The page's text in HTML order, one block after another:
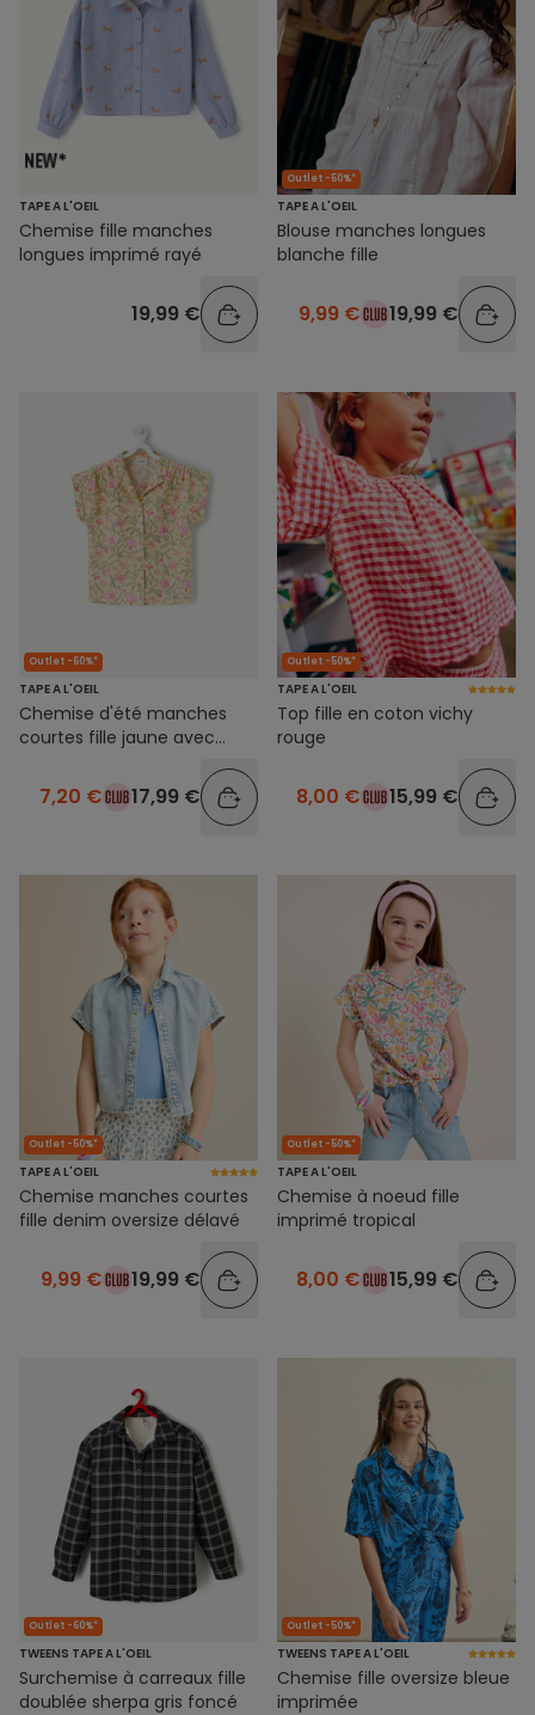
TAPE A L'OEIL
Chemise fille manches
longues imprimé rayé
19,99 €
Outlet -50%*
TAPE A L'OEIL
Blouse manches longues
blanche fille
9,99 € 19,99 €
Outlet -60%*
TAPE A L'OEIL
Chemise d'été manches
courtes fille jaune avec
7,20 € 17,99 €
Outlet -50%*
TAPE A L'OEIL
Top fille en coton vichy
rouge
8,00 € 15,99 €
Outlet -50%*
TAPE A L'OEIL
Chemise manches courtes
fille denim oversize délavé
9,99 € 19,99 €
Outlet -50%*
TAPE A L'OEIL
Chemise à noeud fille
imprimé tropical
8,00 € 15,99 €
Outlet -60%*
TWEENS TAPE A L'OEIL
Surchemise à carreaux fille
doublée sherpa gris foncé
Outlet -50%*
TWEENS TAPE A L'OEIL
Chemise fille oversize bleue
imprimée